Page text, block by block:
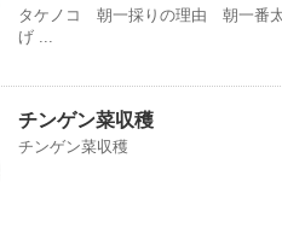
タケノコ 朝一採りの理由 朝一番太
げ ...
チンゲン菜収穫
チンゲン菜収穫